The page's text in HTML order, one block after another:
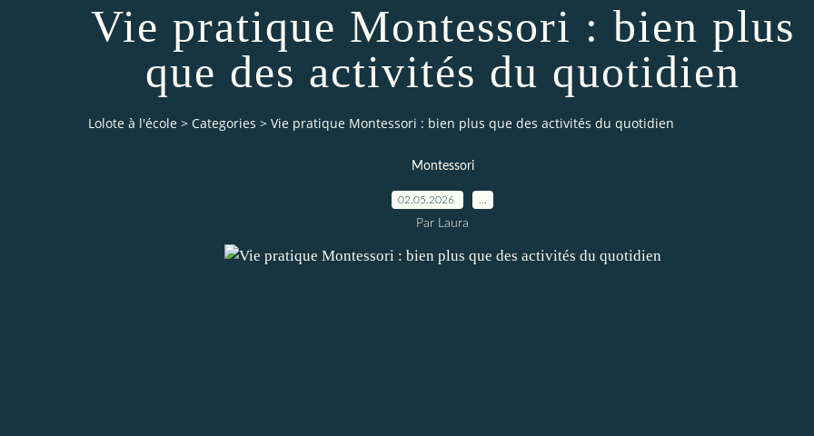
Vie pratique Montessori : bien plus
que des activités du quotidien
Lolote à l'école > Categories > Vie pratique Montessori : bien plus que des activités du quotidien
Montessori
02.05.2026
Par Laura